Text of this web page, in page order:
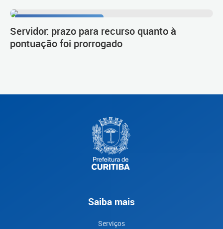
Servidor: prazo para recurso quanto à
pontuação foi prorrogado
Saiba mais
Serviços